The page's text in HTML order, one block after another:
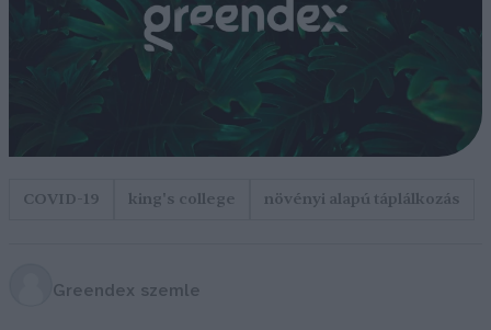
COVID-19 king's college növényi alapú táplálkozás
Greendex szemle